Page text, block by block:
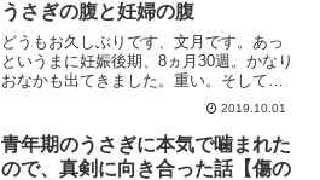
うさぎの腹と妊婦の腹
どうもお久しぶりです、文月です。あっ
というまに妊娠後期、8ヵ月30週。かなり
おなかも出てきました。重い。そして中
の人がよく動く！うさぎの腹さ・・・
2019.10.01
青年期のうさぎに本気で噛まれた
ので、真剣に向き合った話【傷の